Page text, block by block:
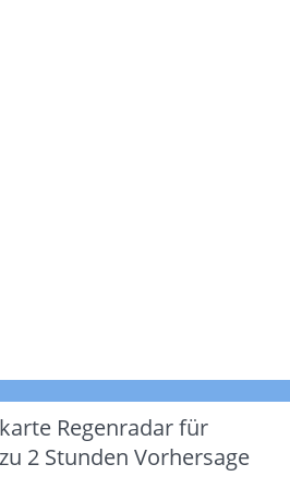
Regenradar für
2 Stunden Vorhersage